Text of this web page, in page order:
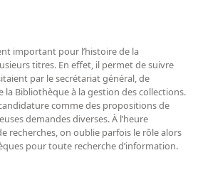
important pour l’histoire de la
titres. En effet, il permet de suivre
par le secrétariat général, de
la Bibliothèque à la gestion des collections.
comme des propositions de
demandes diverses. À l’heure
recherches, on oublie parfois le rôle alors
pour toute recherche d’information.